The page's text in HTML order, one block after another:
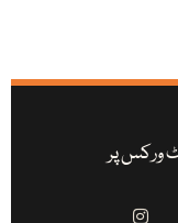
ورکس پر